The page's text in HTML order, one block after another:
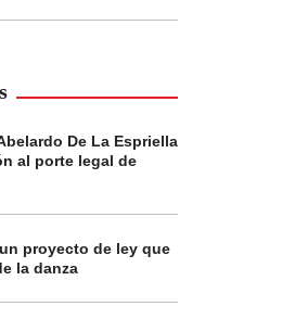
De La Espriella
al porte legal de
proyecto de ley que
la danza